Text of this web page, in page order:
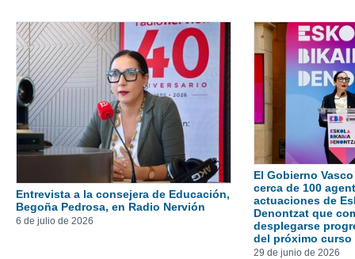
Entrevista a la consejera de Educación,
Begoña Pedrosa, en Radio Nervión
6 de julio de 2026
El Gobierno
cerca de 100
actuaciones de
Denontzat que
desplegarse
del próximo curso
29 de junio de 2026